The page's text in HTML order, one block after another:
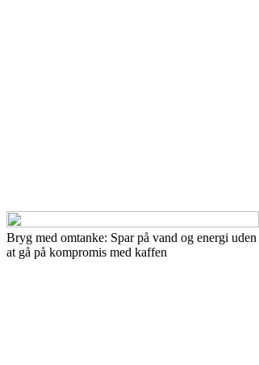
Bryg med omtanke: Spar på vand og energi uden
at gå på kompromis med kaffen